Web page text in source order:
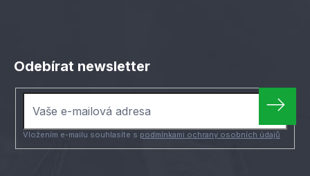
Odebírat newsletter
Vložením e-mailu souhlasíte s podmínkami ochrany osobních údajů